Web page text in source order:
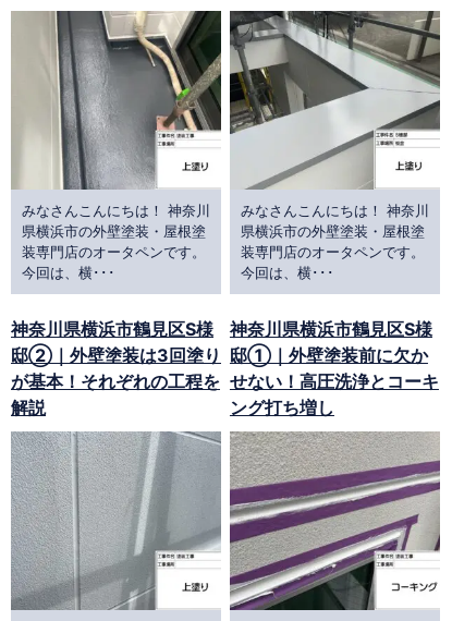
みなさんこんにちは！ 神奈川
県横浜市の外壁塗装・屋根塗
装専門店のオータペンです。
今回は、横･･･
みなさんこんにちは！ 神奈川
県横浜市の外壁塗装・屋根塗
装専門店のオータペンです。
今回は、横･･･
神奈川県横浜市鶴見区S様
邸②｜外壁塗装は3回塗り
が基本！それぞれの工程を
解説
神奈川県横浜市鶴見区S様
邸①｜外壁塗装前に欠か
せない！高圧洗浄とコーキ
ング打ち増し